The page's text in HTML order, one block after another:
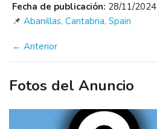
Fecha de publicación: 28/11/2024
📌 Abanillas, Cantabria, Spain
← Anterior
Fotos del Anuncio